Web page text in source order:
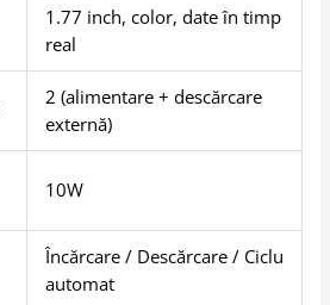
1.77 inch, color, date în timp
real
2 (alimentare + descărcare
externă)
10W
Încărcare / Descărcare / Ciclu
automat